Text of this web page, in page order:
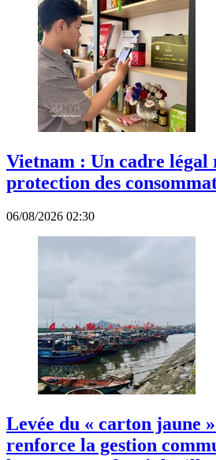
Vietnam : Un cadre
protection des
06/08/2026 02:30
Levée du « carton jaune
renforce la gestion